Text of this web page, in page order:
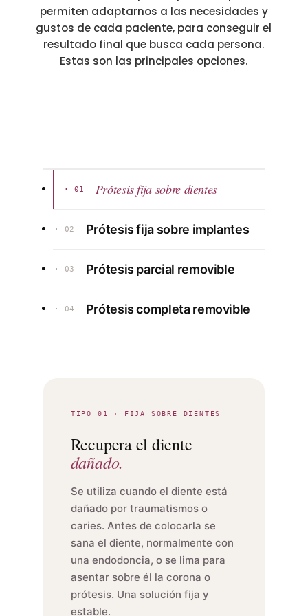
permiten adaptarnos a las necesidades y
gustos de cada paciente, para conseguir el
resultado final que busca cada persona.
Estas son las principales opciones.
· 01 Prótesis fija sobre dientes
· 02 Prótesis fija sobre implantes
· 03 Prótesis parcial removible
· 04 Prótesis completa removible
TIPO 01 · FIJA SOBRE DIENTES
Recupera el diente
dañado.
Se utiliza cuando el diente está
dañado por traumatismos o
caries. Antes de colocarla se
sana el diente, normalmente con
una endodoncia, o se lima para
asentar sobre él la corona o
prótesis. Una solución fija y
estable.